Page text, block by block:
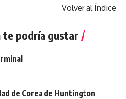
Volver al Índice
te podría gustar
de Corea de Huntington